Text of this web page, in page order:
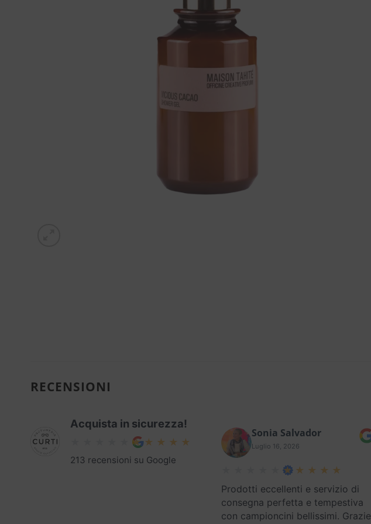
RECENSIONI
Acquista in sicurezza!
213 recensioni su Google
Sonia Salvador
Luglio 16, 2026
Prodotti eccellenti e servizio di
consegna perfetta e tempestiva
con campioncini bellissimi. Grazie